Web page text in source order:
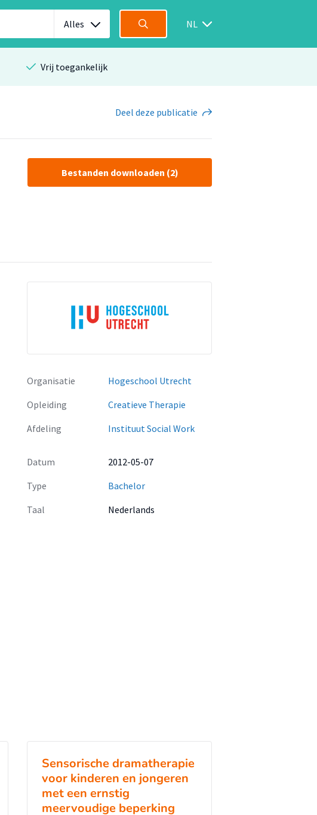
Alles NL
Vrij toegankelijk
Deel deze publicatie
Bestanden downloaden (2)
Organisatie
Hogeschool Utrecht
Opleiding
Creatieve Therapie
Afdeling
Instituut Social Work
Datum
2012-05-07
Type
Bachelor
Taal
Nederlands
Sensorische dramatherapie
voor kinderen en jongeren
met een ernstig
meervoudige beperking